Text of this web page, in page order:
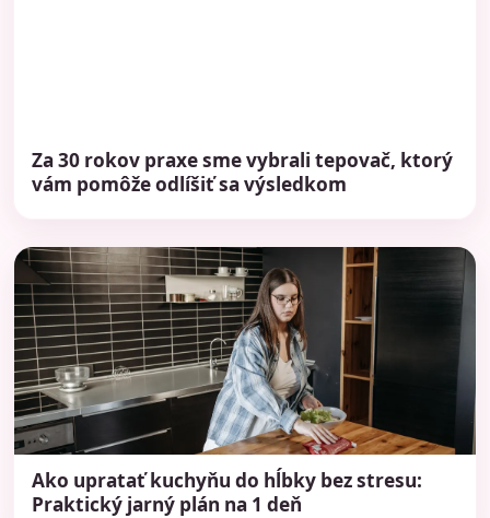
Za 30 rokov praxe sme vybrali tepovač, ktorý
vám pomôže odlíšiť sa výsledkom
Ako upratať kuchyňu do hĺbky bez stresu:
Praktický jarný plán na 1 deň